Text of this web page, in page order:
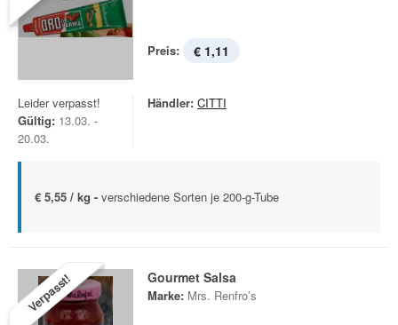
Preis: € 1,11
Leider verpasst!
Gültig: 13.03. -
20.03.
Händler: CITTI
€ 5,55 / kg - verschiedene Sorten je 200-g-Tube
Verpasst! Gourmet Salsa
Marke: Mrs. Renfro’s